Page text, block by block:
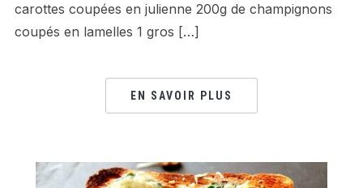
carottes coupées en julienne 200g de champignons
coupés en lamelles 1 gros […]
EN SAVOIR PLUS